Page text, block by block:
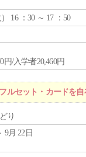
） 16 ：30 ～ 17 ：50
円/入学者20,460円
セット・カードを自
り
9月 22日